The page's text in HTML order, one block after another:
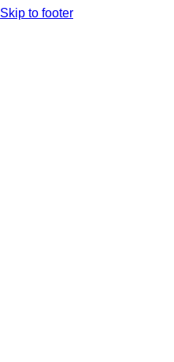
Skip to footer